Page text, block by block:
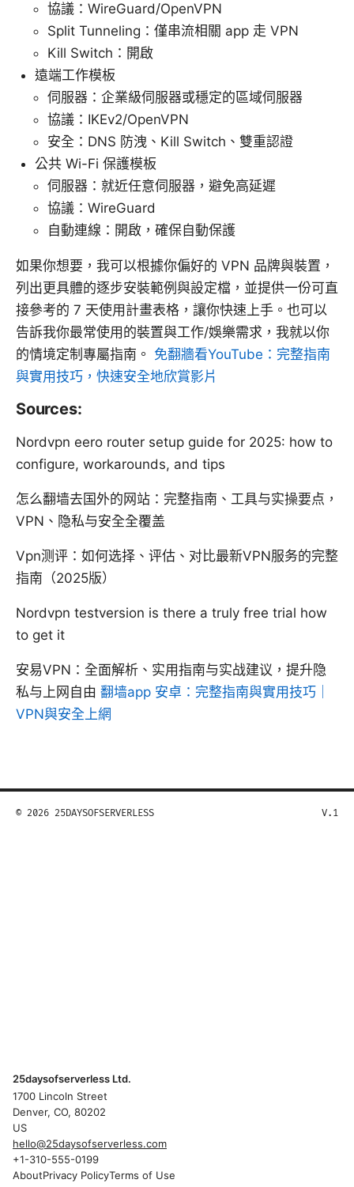
協議：WireGuard/OpenVPN
Split Tunneling：僅串流相關 app 走 VPN
Kill Switch：開啟
遠端工作模板
伺服器：企業級伺服器或穩定的區域伺服器
協議：IKEv2/OpenVPN
安全：DNS 防洩、Kill Switch、雙重認證
公共 Wi-Fi 保護模板
伺服器：就近任意伺服器，避免高延遲
協議：WireGuard
自動連線：開啟，確保自動保護
如果你想要，我可以根據你偏好的 VPN 品牌與裝置，
列出更具體的逐步安裝範例與設定檔，並提供一份可直
接參考的 7 天使用計畫表格，讓你快速上手。也可以
告訴我你最常使用的裝置與工作/娛樂需求，我就以你
的情境定制專屬指南。 免翻牆看YouTube：完整指南
與實用技巧，快速安全地欣賞影片
Sources:
Nordvpn eero router setup guide for 2025: how to
configure, workarounds, and tips
怎么翻墙去国外的网站：完整指南、工具与实操要点，
VPN、隐私与安全全覆盖
Vpn测评：如何选择、评估、对比最新VPN服务的完整
指南（2025版）
Nordvpn testversion is there a truly free trial how
to get it
安易VPN：全面解析、实用指南与实战建议，提升隐
私与上网自由 翻墙app 安卓：完整指南與實用技巧｜
VPN與安全上網
© 2026 25DAYSOFSERVERLESS V.1
25daysofserverless Ltd.
1700 Lincoln Street
Denver, CO, 80202
US
hello@25daysofserverless.com
+1-310-555-0199
AboutPrivacy PolicyTerms of Use